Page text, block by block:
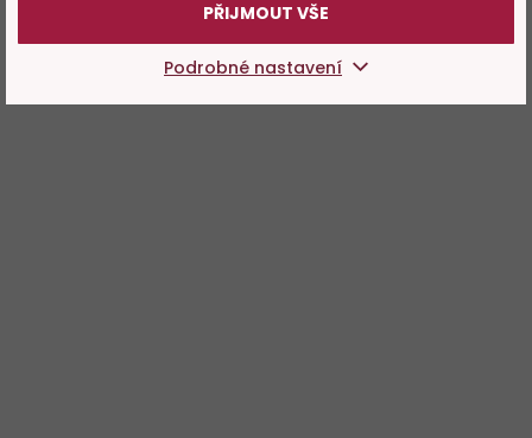
PŘIJMOUT VŠE
Podrobné nastavení